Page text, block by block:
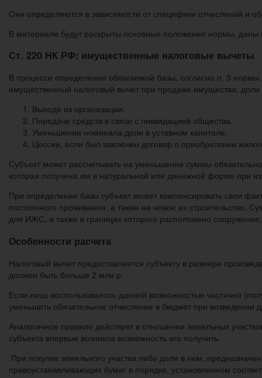
Они определяются в зависимости от специфики отчислений и
В материале будут раскрыты основные положения нормы,
Ст. 220 НК РФ: имущественные налоговые вычеты
В процессе определения облагаемой базы, согласно п. 3
имущественный налоговый вычет при продаже имущества,
Выходе из организации.
Передаче средств в связи с ликвидацией общества.
Уменьшении номинала доли в уставном капитале.
Цессии, если был заключен договор о приобретении
Субъект может рассчитывать на уменьшение суммы
которая получена им в натуральной или денежной форме при
При определении базы субъект может компенсировать свои
постоянного проживания, а также на новое их строительство.
для ИЖС, а также в границах которого расположено
Особенности расчета
Налоговый вычет предоставляется субъекту в размере
должен быть больше 2 млн р.
Если лицо воспользовалось данной возможностью частично
уменьшить обязательное отчисление в бюджет при
Аналогичное правило действует в отношении земельных
субъекта впервые возникла возможность его получить.
При покупке земельного участка либо доли в нем,
правоустанавливающих бумаг в порядке, установленном